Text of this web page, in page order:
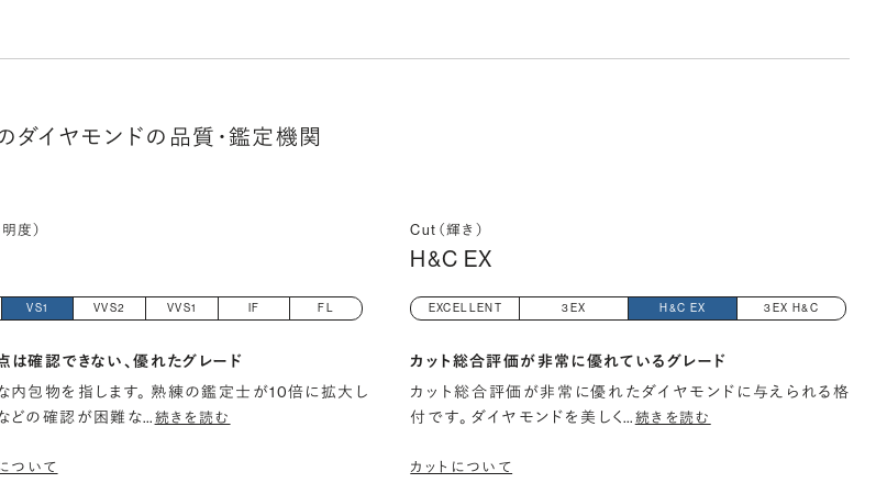
ダイヤモンドの品質・鑑定機関
度）
VS1 VVS2 VVS1 IF FL
は確認できない、優れたグレード
内包物を指します。 熟練の鑑定士が10倍に拡大し
どの確認が困難な… 続きを読む
ついて
Cut（輝き）
H&C EX
EXCELLENT 3EX H&C EX 3EX H&C
カット総合評価が非常に優れているグレード
カット総合評価が非常に優れたダイヤモンドに与えられる格
付です。 ダイヤモンドを美しく… 続きを読む
カットについて